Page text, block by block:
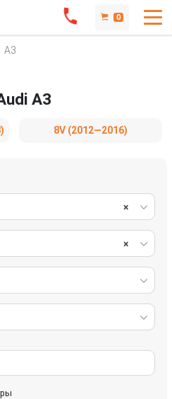
0
A3
A3
8V (2012—2016)
×
×